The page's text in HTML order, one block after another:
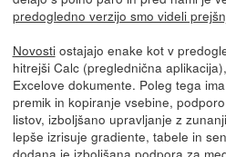
predogledno verzijo smo videli
Novostiostajajo enake kot v
hitrejši Calc (preglednična
Excelove dokumente. Poleg tega
premik in kopiranje vsebine,
listov, izboljšano upravljanje z
lepše izrisuje gradiente, tabele in